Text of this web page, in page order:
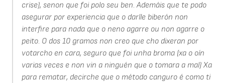
crise), senon que foi polo seu ben. Ademáis que te podo
asegurar por experiencia que o darlle biberón non
interfire para nada que o neno agarre ou non agarre o
peito. O dos 10 gramos non creo que cho dixeran por
votarcho en cara, seguro que foi unha broma (xa o oín
varias veces e non vin a ninguén que o tomara a mal) Xa
para rematar, decirche que o método canguro é como ti